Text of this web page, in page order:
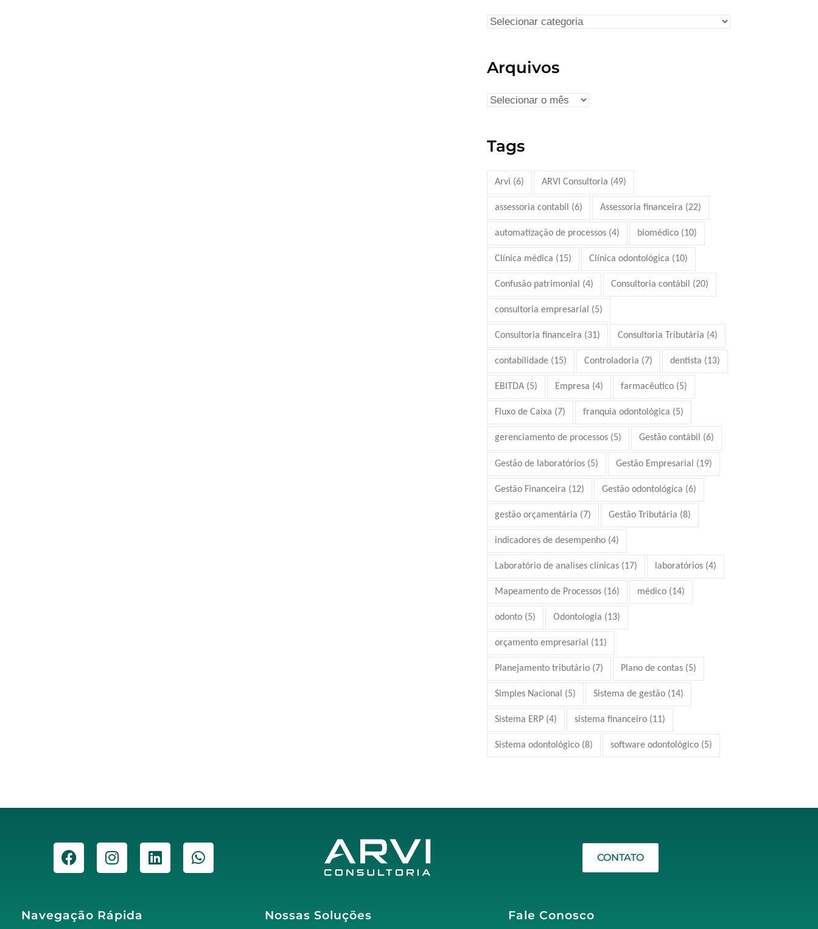
Arquivos
Tags
Arvi (6) ARVI Consultoria (49)
assessoria contabil (6) Assessoria financeira (22)
automatização de processos (4) biomédico (10)
Clínica médica (15) Clínica odontológica (10)
Confusão patrimonial (4) Consultoria contábil (20)
consultoria empresarial (5)
Consultoria financeira (31) Consultoria Tributária (4)
contabilidade (15) Controladoria (7) dentista (13)
EBITDA (5) Empresa (4) farmacêutico (5)
Fluxo de Caixa (7) franquia odontológica (5)
gerenciamento de processos (5) Gestão contábil (6)
Gestão de laboratórios (5) Gestão Empresarial (19)
Gestão Financeira (12) Gestão odontológica (6)
gestão orçamentária (7) Gestão Tributária (8)
indicadores de desempenho (4)
Laboratório de analises clínicas (17) laboratórios (4)
Mapeamento de Processos (16) médico (14)
odonto (5) Odontologia (13)
orçamento empresarial (11)
Planejamento tributário (7) Plano de contas (5)
Simples Nacional (5) Sistema de gestão (14)
Sistema ERP (4) sistema financeiro (11)
Sistema odontológico (8) software odontológico (5)
CONTATO
Navegação Rápida Nossas Soluções Fale Conosco